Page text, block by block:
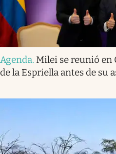
Agenda. Milei se reunió en
de la Espriella antes de su